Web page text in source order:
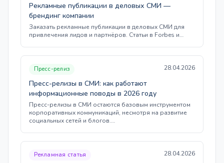
Рекламные публикации в деловых СМИ —
брендинг компании
Заказать рекламные публикации в деловых СМИ для
привлечения лидов и партнёров. Статьи в Forbes и…
Пресс-релиз 28.04.2026
Пресс-релизы в СМИ: как работают
информационные поводы в 2026 году
Пресс-релизы в СМИ остаются базовым инструментом
корпоративных коммуникаций, несмотря на развитие
социальных сетей и блогов.…
Рекламная статья 28.04.2026